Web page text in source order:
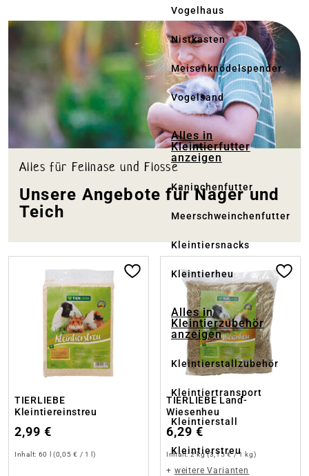
Vogelhaus
Nistkasten
Meisenknödelspender
Vogelsand
Alles in
Kleintierfutter
anzeigen
Kaninchenfutter
Meerschweinchenfutter
Kleintiersnacks
Kleintierheu
Alles in
Kleintierzubehör
anzeigen
Kleintierstallzubehör
Kleintiertransport
Kleintierstall
Kleintierstreu
Alles für Fellnase und Flosse
Unsere Angebote für Nager und
Teich
TIERLIEBE
Kleintiereinstreu
2,99 €
Inhalt: 60 l(0,05 € / 1 l)
TIERLIEBE Land-
Wiesenheu
6,29 €
Inhalt:2 kg(3,15 € / 1 kg)
+ weitere Varianten